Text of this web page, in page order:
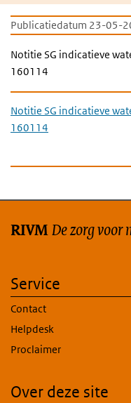
Publicatiedatum 23-05-
Notitie SG indicatieve
160114
Notitie SG indicatieve
160114
RIVMDe zorg voor
Service
Contact
Helpdesk
Proclaimer
Over deze site